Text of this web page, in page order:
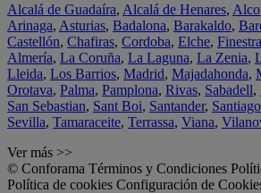
Alcalá de Guadaíra, Alcalá de Henares,
Arinaga, Asturias, Badalona, Barakaldo,
Castellón, Chafiras, Cordoba, Elche,
Almería, La Coruña, La Laguna, La Zenia,
Lleida, Los Barrios, Madrid, Majadahonda,
Orotava, Palma, Pamplona, Rivas, Sabadell,
San Sebastian, Sant Boi, Santander,
Sevilla, Tamaraceite, Terrassa, Viana,
Ver más >>
© Conforama Términos y Condiciones
Política de cookies Configuración de